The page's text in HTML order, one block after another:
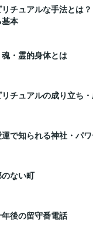
リチュアルな手法とは
本
魂・霊的身体とは
リチュアルの成り立ち
で知られる神社・パ
ない町
年後の留守番電話